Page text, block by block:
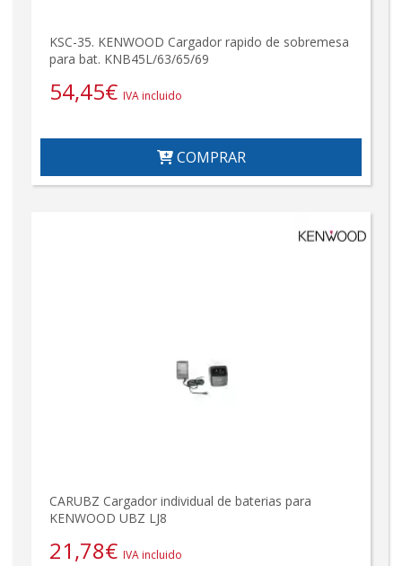
KSC-35. KENWOOD Cargador rapido de sobremesa
para bat. KNB45L/63/65/69
54,45€ IVA incluido
COMPRAR
CARUBZ Cargador individual de baterias para
KENWOOD UBZ LJ8
21,78€ IVA incluido